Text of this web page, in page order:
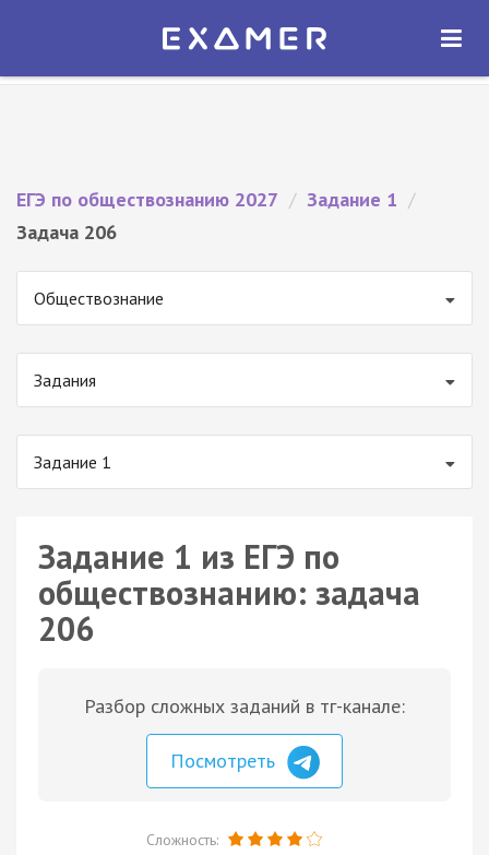
Экзамер — ЕГЭ 2027
ОТКРЫТЬ
ЕГЭ по обществознанию 2027 / Задание 1 /
Задача 206
Обществознание
Задания
Задание 1
Задание 1 из ЕГЭ по
обществознанию: задача
206
Разбор сложных заданий в тг-канале:
Посмотреть
Сложность: